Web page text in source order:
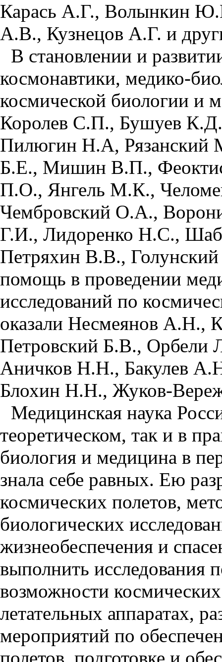
Карась А.Г., Волынкин
А.В., Кузнецов А.Г. и
В становлении и
космонавтики, медико-
космической биологии и
Королев С.П., Бушуев
Пилюгин Н.А, Рязанский
Б.Е., Мишин В.П.,
П.О., Янгель М.К.,
Чембровский О.А.,
Г.И., Лидоренко Н.С.,
Петряхин В.В.,
помощь в проведении
исследований по
оказали Несмеянов
Петровский Б.В., Орбели
Аничков Н.Н., Бакулев
Блохин Н.Н., Жуков-
Медицинская наука
теоретическом, так и в
биология и медицина в
знала себе равных. Ею
космических полетов,
биологических
жизнеобеспечения и
выполнить исследования
возможности
летательных аппаратах,
мероприятий по